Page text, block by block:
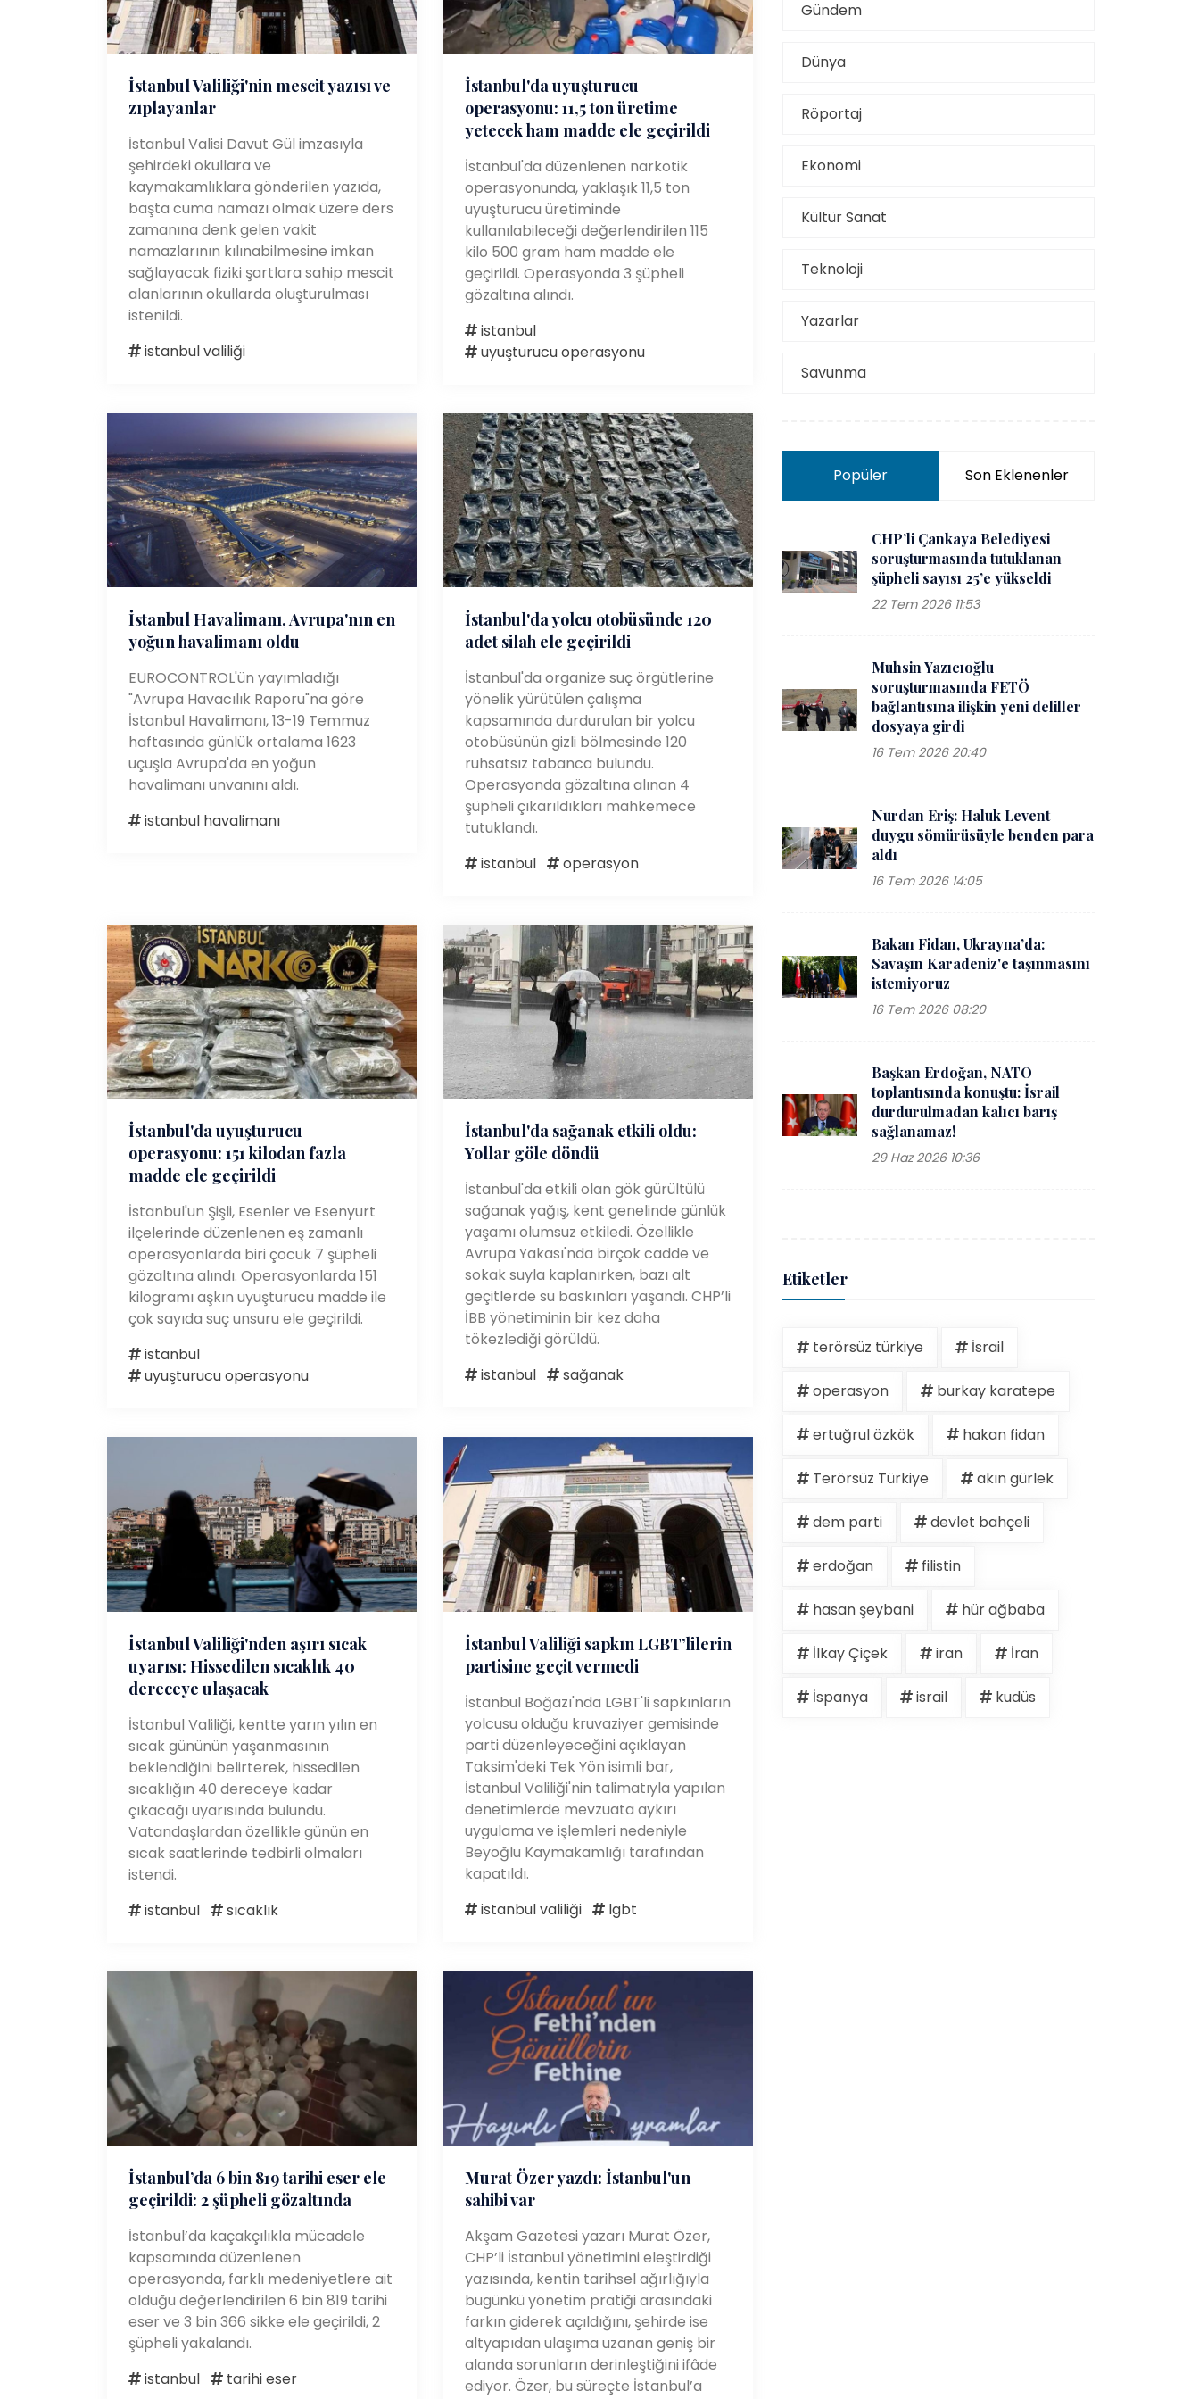
İstanbul Valiliği'nin mescit yazısı ve
zıplayanlar
İstanbul Valisi Davut Gül imzasıyla
şehirdeki okullara ve
kaymakamlıklara gönderilen yazıda,
başta cuma namazı olmak üzere ders
zamanına denk gelen vakit
namazlarının kılınabilmesine imkan
sağlayacak fiziki şartlara sahip mescit
alanlarının okullarda oluşturulması
istenildi.
istanbul valiliği
İstanbul'da uyuşturucu
operasyonu: 11,5 ton üretime
yetecek ham madde ele geçirildi
İstanbul'da düzenlenen narkotik
operasyonunda, yaklaşık 11,5 ton
uyuşturucu üretiminde
kullanılabileceği değerlendirilen 115
kilo 500 gram ham madde ele
geçirildi. Operasyonda 3 şüpheli
gözaltına alındı.
istanbul
uyuşturucu operasyonu
İstanbul Havalimanı, Avrupa'nın en
yoğun havalimanı oldu
EUROCONTROL'ün yayımladığı
"Avrupa Havacılık Raporu"na göre
İstanbul Havalimanı, 13-19 Temmuz
haftasında günlük ortalama 1623
uçuşla Avrupa'da en yoğun
havalimanı unvanını aldı.
istanbul havalimanı
İstanbul'da yolcu otobüsünde 120
adet silah ele geçirildi
İstanbul'da organize suç örgütlerine
yönelik yürütülen çalışma
kapsamında durdurulan bir yolcu
otobüsünün gizli bölmesinde 120
ruhsatsız tabanca bulundu.
Operasyonda gözaltına alınan 4
şüpheli çıkarıldıkları mahkemece
tutuklandı.
istanbul
operasyon
İstanbul'da uyuşturucu
operasyonu: 151 kilodan fazla
madde ele geçirildi
İstanbul'un Şişli, Esenler ve Esenyurt
ilçelerinde düzenlenen eş zamanlı
operasyonlarda biri çocuk 7 şüpheli
gözaltına alındı. Operasyonlarda 151
kilogramı aşkın uyuşturucu madde ile
çok sayıda suç unsuru ele geçirildi.
istanbul
uyuşturucu operasyonu
İstanbul'da sağanak etkili oldu:
Yollar göle döndü
İstanbul'da etkili olan gök gürültülü
sağanak yağış, kent genelinde günlük
yaşamı olumsuz etkiledi. Özellikle
Avrupa Yakası'nda birçok cadde ve
sokak suyla kaplanırken, bazı alt
geçitlerde su baskınları yaşandı. CHP’li
İBB yönetiminin bir kez daha
tökezlediği görüldü.
istanbul
sağanak
İstanbul Valiliği'nden aşırı sıcak
uyarısı: Hissedilen sıcaklık 40
dereceye ulaşacak
İstanbul Valiliği, kentte yarın yılın en
sıcak gününün yaşanmasının
beklendiğini belirterek, hissedilen
sıcaklığın 40 dereceye kadar
çıkacağı uyarısında bulundu.
Vatandaşlardan özellikle günün en
sıcak saatlerinde tedbirli olmaları
istendi.
istanbul
sıcaklık
İstanbul Valiliği sapkın LGBT’lilerin
partisine geçit vermedi
İstanbul Boğazı'nda LGBT'li sapkınların
yolcusu olduğu kruvaziyer gemisinde
parti düzenleyeceğini açıklayan
Taksim'deki Tek Yön isimli bar,
İstanbul Valiliği'nin talimatıyla yapılan
denetimlerde mevzuata aykırı
uygulama ve işlemleri nedeniyle
Beyoğlu Kaymakamlığı tarafından
kapatıldı.
istanbul valiliği
lgbt
İstanbul’da 6 bin 819 tarihi eser ele
geçirildi: 2 şüpheli gözaltında
İstanbul’da kaçakçılıkla mücadele
kapsamında düzenlenen
operasyonda, farklı medeniyetlere ait
olduğu değerlendirilen 6 bin 819 tarihi
eser ve 3 bin 366 sikke ele geçirildi, 2
şüpheli yakalandı.
istanbul
tarihi eser
Murat Özer yazdı: İstanbul'un
sahibi var
Akşam Gazetesi yazarı Murat Özer,
CHP’li İstanbul yönetimini eleştirdiği
yazısında, kentin tarihsel ağırlığıyla
bugünkü yönetim pratiği arasındaki
farkın giderek açıldığını, şehirde ise
altyapıdan ulaşıma uzanan geniş bir
alanda sorunların derinleştiğini ifâde
ediyor. Özer, bu süreçte İstanbul’a
Gündem
Dünya
Röportaj
Ekonomi
Kültür Sanat
Teknoloji
Yazarlar
Savunma
Popüler Son Eklenenler
CHP’li Çankaya Belediyesi
soruşturmasında tutuklanan
şüpheli sayısı 25’e yükseldi
22 Tem 2026 11:53
Muhsin Yazıcıoğlu
soruşturmasında FETÖ
bağlantısına ilişkin yeni deliller
dosyaya girdi
16 Tem 2026 20:40
Nurdan Eriş: Haluk Levent
duygu sömürüsüyle benden para
aldı
16 Tem 2026 14:05
Bakan Fidan, Ukrayna’da:
Savaşın Karadeniz'e taşınmasını
istemiyoruz
16 Tem 2026 08:20
Başkan Erdoğan, NATO
toplantısında konuştu: İsrail
durdurulmadan kalıcı barış
sağlanamaz!
29 Haz 2026 10:36
Etiketler
terörsüz türkiye İsrail
operasyon burkay karatepe
ertuğrul özkök hakan fidan
Terörsüz Türkiye akın gürlek
dem parti devlet bahçeli
erdoğan filistin
hasan şeybani hür ağbaba
İlkay Çiçek iran İran
İspanya israil kudüs